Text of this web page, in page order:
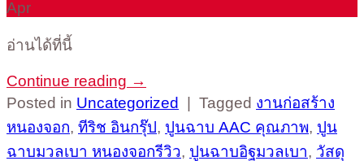
Apr
อ่านได้ที่นี้
Continue reading →
Posted in Uncategorized Tagged งานก่อสร้าง
หนองจอก, ทีริช อินกรุ๊ป, ปูนฉาบ AAC คุณภาพ, ปูน
ฉาบมวลเบา หนองจอกรีวิว, ปูนฉาบอิฐมวลเบา, วัสดุ